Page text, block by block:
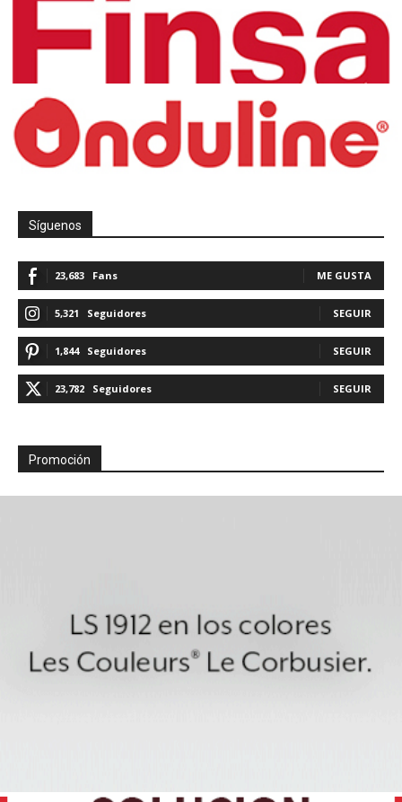
Síguenos
23,683 Fans ME GUSTA
5,321 Seguidores SEGUIR
1,844 Seguidores SEGUIR
23,782 Seguidores SEGUIR
Promoción